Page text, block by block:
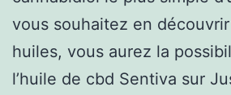
vous souhaitez en
huiles, vous aurez la
l’huile de cbd Sentiva sur